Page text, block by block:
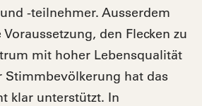
-teilnehmer. Ausserdem
den Flecken zu
mit hoher Lebensqualität
Stimmbevölkerung hat das
klar unterstützt. In